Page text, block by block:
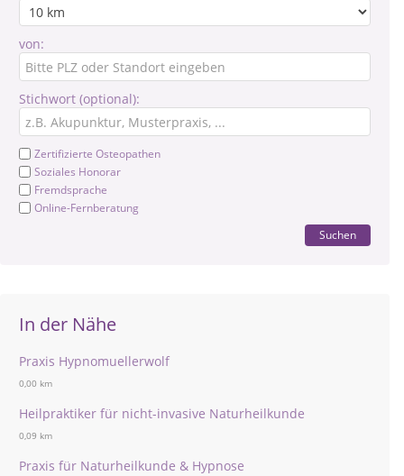
von:
Stichwort (optional):
Zertifizierte Osteopathen
Soziales Honorar
Fremdsprache
Online-Fernberatung
Suchen
In der Nähe
Praxis Hypnomuellerwolf
0,00 km
Heilpraktiker für nicht-invasive Naturheilkunde
0,09 km
Praxis für Naturheilkunde & Hypnose